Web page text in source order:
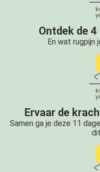
Ontdek de
En wat
Ervaar de
Samen ga je deze 11